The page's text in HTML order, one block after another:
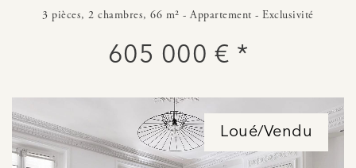
3 pièces, 2 chambres, 66 m² - Appartement - Exclusivité
605 000 € *
Loué/Vendu